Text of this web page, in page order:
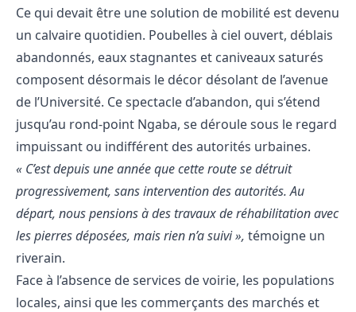
​Ce qui devait être une solution de mobilité est devenu
un calvaire quotidien. Poubelles à ciel ouvert, déblais
abandonnés, eaux stagnantes et caniveaux saturés
composent désormais le décor désolant de l’avenue
de l’Université. Ce spectacle d’abandon, qui s’étend
jusqu’au rond-point Ngaba, se déroule sous le regard
impuissant ou indifférent des autorités urbaines.
« C’est depuis une année que cette route se détruit
progressivement, sans intervention des autorités. Au
départ, nous pensions à des travaux de réhabilitation avec
les pierres déposées, mais rien n’a suivi », témoigne un
riverain.
​Face à l’absence de services de voirie, les populations
locales, ainsi que les commerçants des marchés et